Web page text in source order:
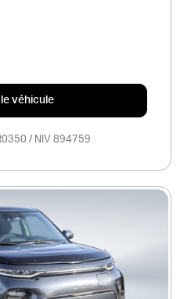
véhicule
/ NIV 894759